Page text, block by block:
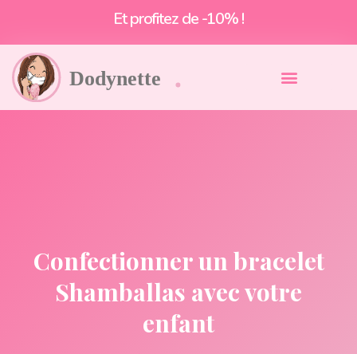
Livraison offerte à partir de 55€*
Confectionner un bracelet
Shamballas avec votre
enfant